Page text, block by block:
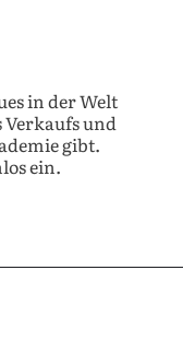
in der Welt
und
gibt.
ein.